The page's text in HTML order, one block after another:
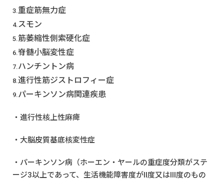
重症筋無力症
スモン
筋萎縮性側索硬化症
脊髄小脳変性症
ハンチントン病
進行性筋ジストロフィー症
パーキンソン病関連疾患
・進行性核上性麻痺
・大脳皮質基底核変性症
・パーキンソン病（ホーエン・ヤールの重症度分類がステ
ージ3以上であって、生活機能障害度がII度又はIII度のもの